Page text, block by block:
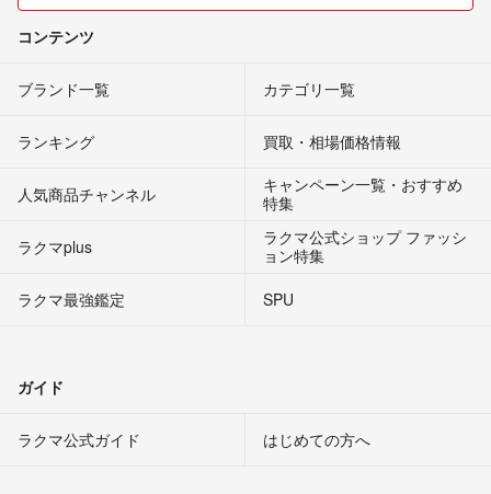
コンテンツ
ブランド一覧 カテゴリ一覧
ランキング 買取・相場価格情報
人気商品チャンネル
キャンペーン一覧・おすすめ
特集
ラクマplus
ラクマ公式ショップ ファッシ
ョン特集
ラクマ最強鑑定
SPU
ガイド
ラクマ公式ガイド はじめての方へ